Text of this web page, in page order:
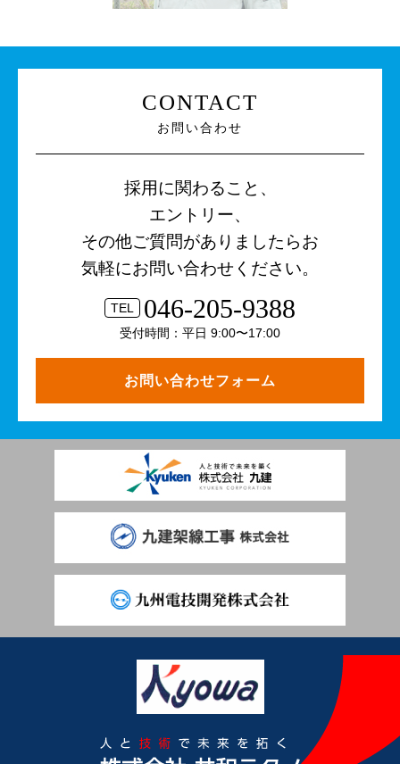
CONTACT
お問い合わせ
採用に関わること、
エントリー、
その他ご質問がありましたらお
気軽にお問い合わせください。
TEL 046-205-9388
受付時間：平日 9:00〜17:00
お問い合わせフォーム